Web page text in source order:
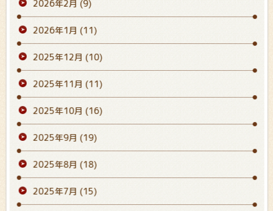
2026年2月 (9)
2026年1月 (11)
2025年12月 (10)
2025年11月 (11)
2025年10月 (16)
2025年9月 (19)
2025年8月 (18)
2025年7月 (15)